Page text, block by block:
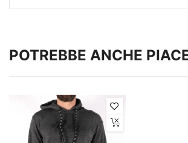
POTREBBE ANCHE